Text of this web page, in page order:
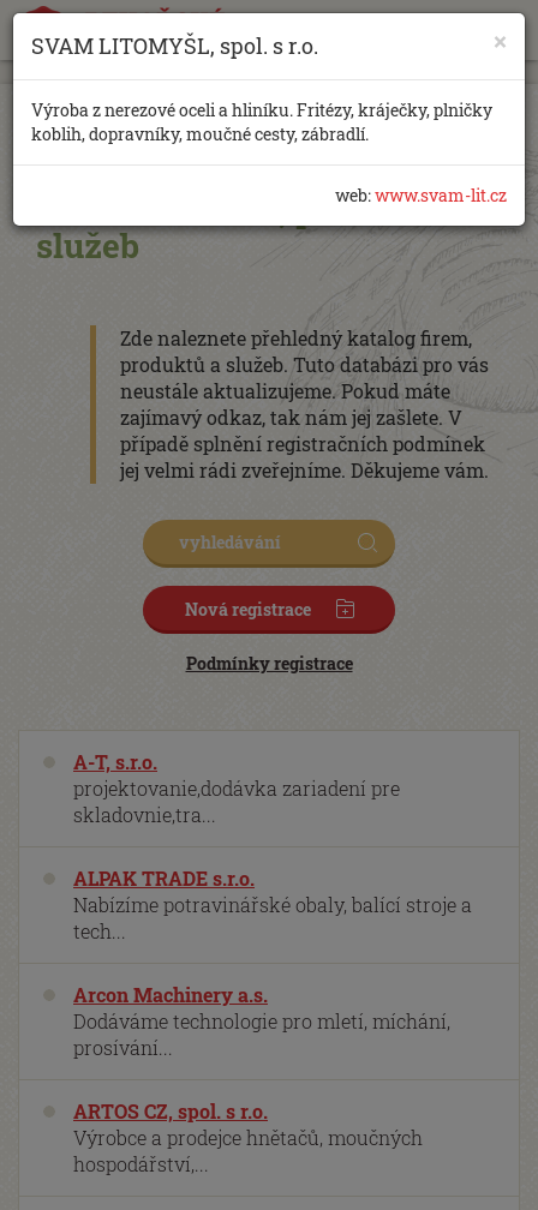
https://www.traditionrolex.com/18
Databáze firem, produktů a
služeb
Zde naleznete přehledný katalog firem,
produktů a služeb. Tuto databázi pro vás
neustále aktualizujeme. Pokud máte
zajímavý odkaz, tak nám jej zašlete. V
případě splnění registračních podmínek
jej velmi rádi zveřejníme. Děkujeme vám.
Nová registrace
Podmínky registrace
A-T, s.r.o.
projektovanie,dodávka zariadení pre
skladovnie,tra...
ALPAK TRADE s.r.o.
Nabízíme potravinářské obaly, balící stroje a
tech...
Arcon Machinery a.s.
Dodáváme technologie pro mletí, míchání,
prosívání...
ARTOS CZ, spol. s r.o.
Výrobce a prodejce hnětačů, moučných
hospodářství,...
×
SVAM LITOMYŠL, spol. s r.o.
Výroba z nerezové oceli a hliníku. Fritézy, kráječky, plničky
koblih, dopravníky, moučné cesty, zábradlí.
web:www.svam-lit.cz